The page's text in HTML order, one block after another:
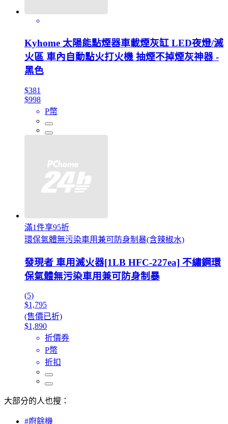
Kyhome 太陽能點煙器車載煙灰缸 LED夜燈/滅
火區 車內自動點火打火機 抽煙不掉煙灰神器 -
黑色
$381
$998
P幣
滿1件享95折
環保氣體無污染車用兼可防身制暴(含辣椒水)
發現者 車用滅火器[1LB HFC-227ea] 不繡鋼環
保氣體無污染車用兼可防身制暴
(5)
$1,795
(售價已折)
$1,890
折價券
P幣
折扣
大部分的人也搜：
#廚餘機